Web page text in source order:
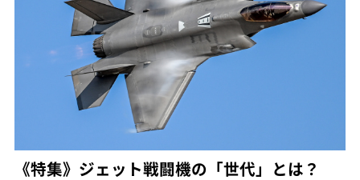
《特集》ジェット戦闘機の「世代」とは？